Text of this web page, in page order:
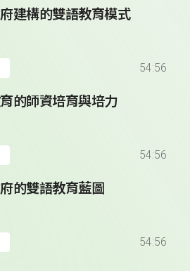
建構的雙語教育模式
54:56
的師資培育與培力
54:56
的雙語教育藍圖
54:56